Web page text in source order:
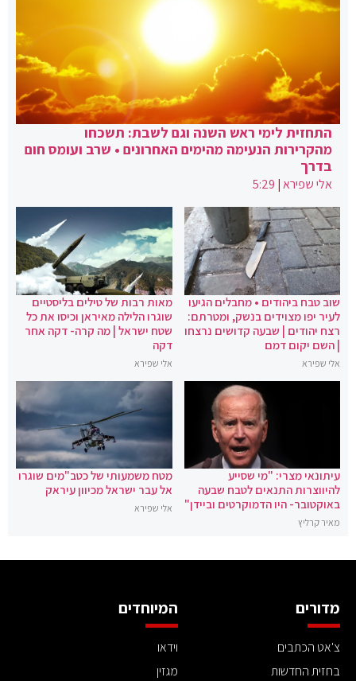
התחזית לימי ראש השנה וגם לשבת: תשכחו
מהקרירות הנעימה מהימים האחרונים • שרב ועומס חום
בדרך
אלי שפירא|
5:29
שוב טבח ביהודים • מחבלים הגיעו
לעיר יפו מצוידים בנשק, ומטרתם:
רצח יהודים | שבעה קדושים נרצחו
| השם יקום דמם
אלי שפירא
מאות רבות של טילים בליסטיים
שוגרו הלילה מאיראן וכיסו את כל
שטח ישראל | מה קרה- דקה אחר
דקה
אלי שפירא
עיתונאי מצרי: "מי שסייע
להיווצרות התנאים לטבח שבעה
באוקטובר- היו הדמוקרטים וביידן"
מאיר קרליץ
מטח משמעותי של כטב"מים שוגרו
אל עבר ישראל מכיוון עיראק
אלי שפירא
מדורים
צ'אט הכתבים
בחזית החדשות
המיוחדים
וידאו
מגזין